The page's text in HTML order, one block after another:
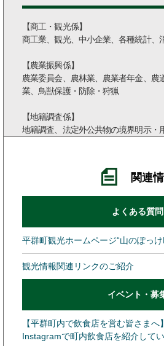
【商工・観光係】
商工業、観光、中小企業、各種統計、
【農業振興係】
農業委員会、農林業、農業者年金、農
業、鳥獣保護・防除・狩猟
【地籍調査係】
地籍調査、法定外公共物の境界明示・
関連
よくある質問
平群町観光ホームページ“山のぽっけ
観光情報関連リンクのご紹介
イベント・募
【平群町内で飲食店を営む皆さま
Instagramで町内飲食店を紹介して